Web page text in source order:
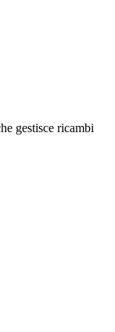
gestisce ricambi